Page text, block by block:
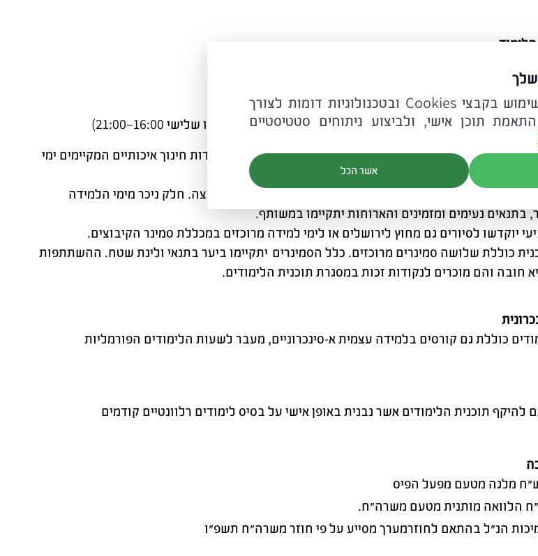
הבוקר יוקדשו להכשרה מעשית בגני היער, בית ספר היער ומוסדות חינוך איכותיים המקיימים ימי
הפסקה משותפת ואחריה למידה של תוכנית הלימודים בקבוצה. חלק ניכר מימי הלמידה
בתנאים נעימים ומזמינים והארוחות יתקיימו במשותף.
יוקדשו לסיורים גם מחוץ לירושלים או לימי למידה מרוכזים במכללת סמינר הקיבוצים.
כוללת שלושה סמינרים מרוכזים. כלל הסמינרים יתקיימו ביער בתנאי ולינת שטח. ההשתתפות
חובה והם מוכרים לנקודות זכות במסגרת תוכנית הלימודים.
כוללת גם קורסים בלמידה עצמית א-סינכרוניים, מעבר לשעות הלימודים הפורמליות
להיקף תוכנית הלימודיםאשר נבנית באופן אישי על בסיס לימודים רלוונטיים קודמים
הנ״ל בהתאם לחוזרמערך מסייע על פי חוזר משרה״ח תשפ״ו
שלך
לידיעתכם אתר זה עושה שימוש בקבצי Cookies ובטכנולוגיות דומות לצורך
תוכן אישי, ולביצוע ניתוחים סטטיסטיים
.
אשר הכל